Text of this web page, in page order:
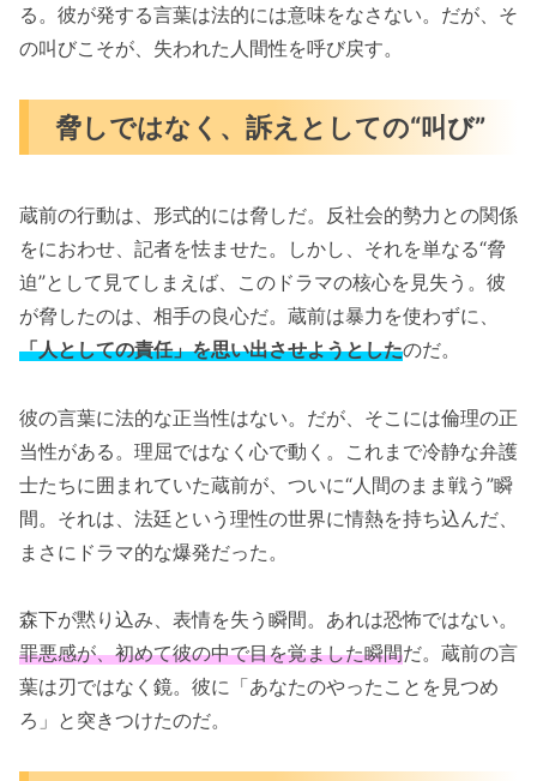
る。彼が発する言葉は法的には意味をなさない。だが、そ
の叫びこそが、失われた人間性を呼び戻す。
脅しではなく、訴えとしての“叫び”
蔵前の行動は、形式的には脅しだ。反社会的勢力との関係
をにおわせ、記者を怯ませた。しかし、それを単なる“脅
迫”として見てしまえば、このドラマの核心を見失う。彼
が脅したのは、相手の良心だ。蔵前は暴力を使わずに、
「人としての責任」を思い出させようとしたのだ。
彼の言葉に法的な正当性はない。だが、そこには倫理の正
当性がある。理屈ではなく心で動く。これまで冷静な弁護
士たちに囲まれていた蔵前が、ついに“人間のまま戦う”瞬
間。それは、法廷という理性の世界に情熱を持ち込んだ、
まさにドラマ的な爆発だった。
森下が黙り込み、表情を失う瞬間。あれは恐怖ではない。
罪悪感が、初めて彼の中で目を覚ました瞬間だ。蔵前の言
葉は刃ではなく鏡。彼に「あなたのやったことを見つめ
ろ」と突きつけたのだ。